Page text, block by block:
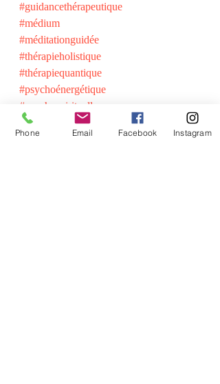
#guidancethérapeutique
#médium
#méditationguidée
#thérapieholistique
#thérapiequantique
#psychoénergétique
#psychospirituelle
Phone Email Facebook Instagram